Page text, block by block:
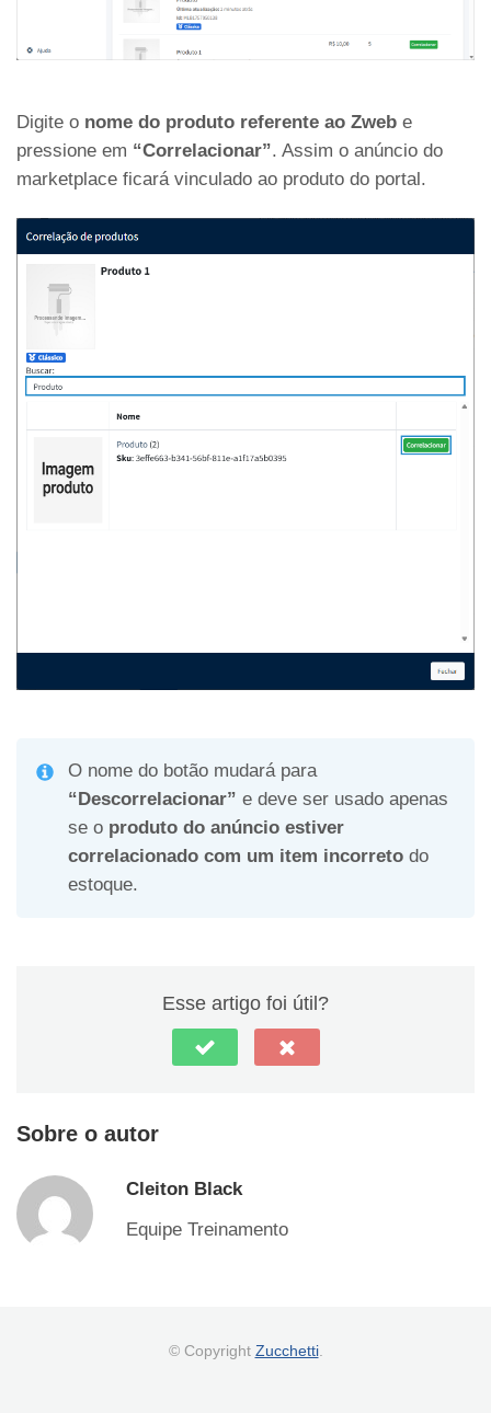
Digite o nome do produto referente ao Zweb e
pressione em “Correlacionar”. Assim o anúncio do
marketplace ficará vinculado ao produto do portal.
O nome do botão mudará para
“Descorrelacionar” e deve ser usado apenas
se o produto do anúncio estiver
correlacionado com um item incorretodo
estoque.
Esse artigo foi útil?
Sobre o autor
Cleiton Black
Equipe Treinamento
© Copyright Zucchetti.